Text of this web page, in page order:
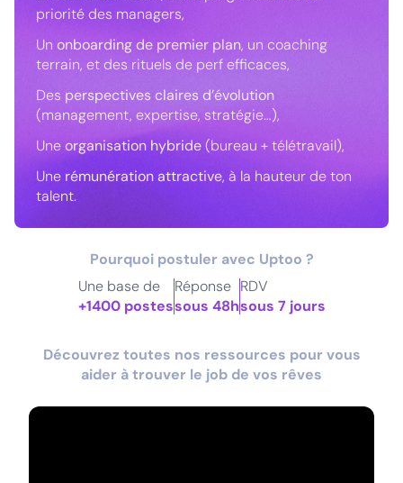
priorité des managers,
Un onboarding de premier plan, un coaching
terrain, et des rituels de perf efficaces,
Des perspectives claires d’évolution
(management, expertise, stratégie…),
Uneorganisation hybride(bureau + télétravail),
Une rémunération attractive, à la hauteur de ton
talent.
Pourquoi postuler avec Uptoo ?
Une base de
+1400 postes
Réponse
sous 48h
RDV
sous 7 jours
Découvrez toutes nos ressources pour vous
aider à trouver le job de vos rêves